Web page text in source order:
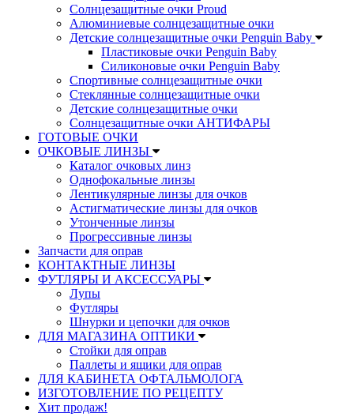
Солнцезащитные очки Proud
Алюминиевые солнцезащитные очки
Детские солнцезащитные очки Penguin Baby
Пластиковые очки Penguin Baby
Силиконовые очки Penguin Baby
Спортивные солнцезащитные очки
Стеклянные солнцезащитные очки
Детские солнцезащитные очки
Солнцезащитные очки АНТИФАРЫ
ГОТОВЫЕ ОЧКИ
ОЧКОВЫЕ ЛИНЗЫ
Каталог очковых линз
Однофокальные линзы
Лентикулярные линзы для очков
Астигматические линзы для очков
Утонченные линзы
Прогрессивные линзы
Запчасти для оправ
КОНТАКТНЫЕ ЛИНЗЫ
ФУТЛЯРЫ И АКСЕССУАРЫ
Лупы
Футляры
Шнурки и цепочки для очков
ДЛЯ МАГАЗИНА ОПТИКИ
Стойки для оправ
Паллеты и ящики для оправ
ДЛЯ КАБИНЕТА ОФТАЛЬМОЛОГА
ИЗГОТОВЛЕНИЕ ПО РЕЦЕПТУ
Хит продаж!